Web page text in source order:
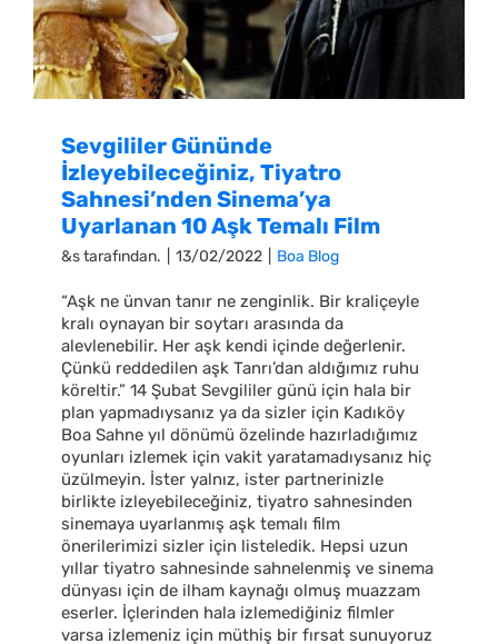
Sevgililer Gününde
İzleyebileceğiniz, Tiyatro
Sahnesi’nden Sinema’ya
Uyarlanan 10 Aşk Temalı Film
&s tarafından. 13/02/2022 Boa Blog
“Aşk ne ünvan tanır ne zenginlik. Bir kraliçeyle
kralı oynayan bir soytarı arasında da
alevlenebilir. Her aşk kendi içinde değerlenir.
Çünkü reddedilen aşk Tanrı’dan aldığımız ruhu
köreltir.” 14 Şubat Sevgililer günü için hala bir
plan yapmadıysanız ya da sizler için Kadıköy
Boa Sahne yıl dönümü özelinde hazırladığımız
oyunları izlemek için vakit yaratamadıysanız hiç
üzülmeyin. İster yalnız, ister partnerinizle
birlikte izleyebileceğiniz, tiyatro sahnesinden
sinemaya uyarlanmış aşk temalı film
önerilerimizi sizler için listeledik. Hepsi uzun
yıllar tiyatro sahnesinde sahnelenmiş ve sinema
dünyası için de ilham kaynağı olmuş muazzam
eserler. İçlerinden hala izlemediğiniz filmler
varsa izlemeniz için müthiş bir fırsat sunuyoruz